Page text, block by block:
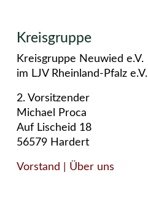
Kreisgruppe
Kreisgruppe Neuwied e.V.
im LJV Rheinland-Pfalz e.V.
2. Vorsitzender
Michael Proca
Auf Lischeid 18
56579 Hardert
Vorstand | Über uns